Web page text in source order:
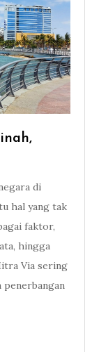
di
hal yang tak
faktor,
hingga
Via sering
penerbangan